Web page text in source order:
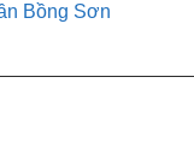
Bồng Sơn